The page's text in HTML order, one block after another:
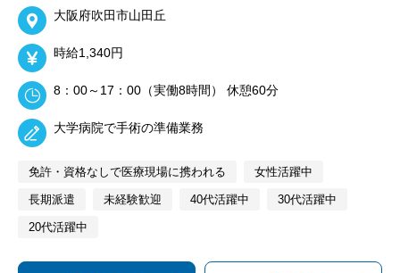
大阪府吹田市山田丘
時給1,340円
8：00～17：00（実働8時間） 休憩60分
大学病院で手術の準備業務
免許・資格なしで医療現場に携われる 女性活躍中
長期派遣 未経験歓迎 40代活躍中 30代活躍中
20代活躍中